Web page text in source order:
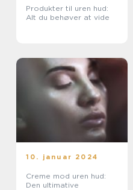
Produkter til uren hud:
Alt du behøver at vide
10. januar 2024
Creme mod uren hud:
Den ultimative